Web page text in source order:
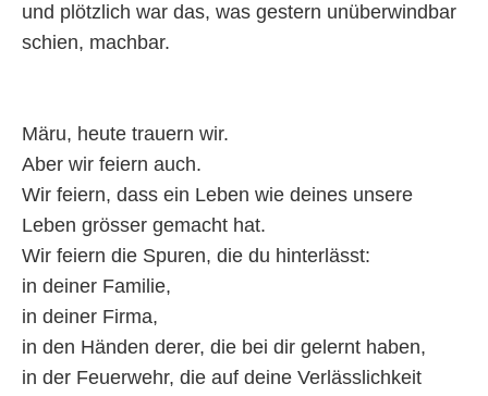
und plötzlich war das, was gestern unüberwindbar
schien, machbar.
Märu, heute trauern wir.
Aber wir feiern auch.
Wir feiern, dass ein Leben wie deines unsere
Leben grösser gemacht hat.
Wir feiern die Spuren, die du hinterlässt:
in deiner Familie,
in deiner Firma,
in den Händen derer, die bei dir gelernt haben,
in der Feuerwehr, die auf deine Verlässlichkeit